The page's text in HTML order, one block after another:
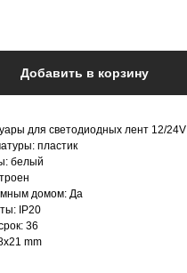
Добавить в корзину
для светодиодных лент 12/24V
пластик
белый
домом: Да
IP20
36
mm